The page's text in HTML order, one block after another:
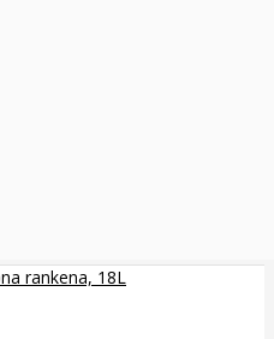
rankena, 18L